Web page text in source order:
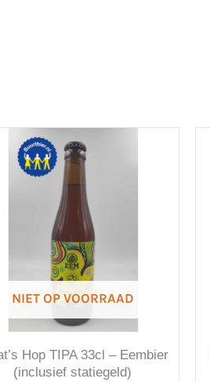
NIET OP VOORRAAD
Hop TIPA 33cl – Eembier
(inclusief statiegeld)